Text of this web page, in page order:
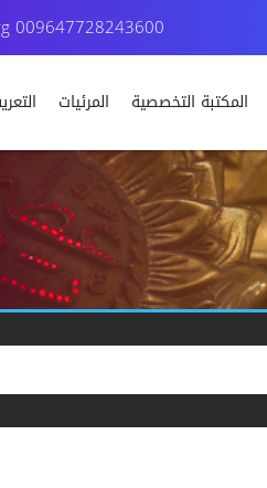
009647728243600
المكتبة التخصصية المرئيات